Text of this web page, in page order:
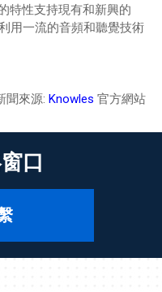
特性支持現有和新興的
用一流的音頻和聽覺技術
聞來源: Knowles 官方網站
口